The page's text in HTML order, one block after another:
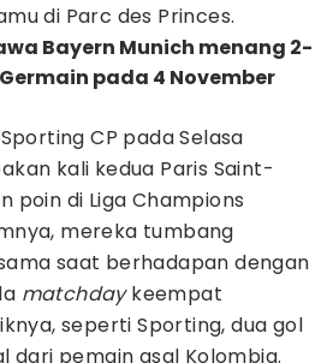
di Parc des Princes.
Bayern Munich menang 2-
pada 4 November
CP pada Selasa
kali kedua Paris Saint-
poin di Liga Champions
mereka tumbang
saat berhadapan dengan
matchdaykeempat
seperti Sporting, dua gol
dari pemain asal Kolombia.